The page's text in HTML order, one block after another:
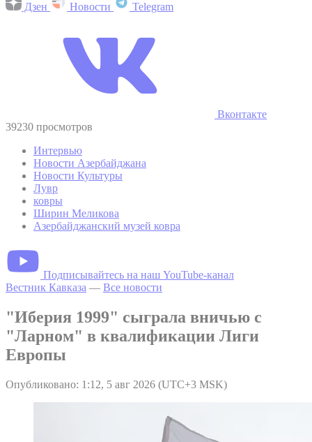
Дзен Новости Telegram
Вконтакте
39230 просмотров
Интервью
Новости Азербайджана
Новости Культуры
Лувр
ковры
Ширин Меликова
Азербайджанский музей ковра
Подписывайтесь на наш YouTube-канал
Вестник Кавказа — Все новости
"Иберия 1999" сыграла вничью с
"Ларном" в квалификации Лиги
Европы
Опубликовано: 1:12, 5 авг 2026 (UTC+3 MSK)